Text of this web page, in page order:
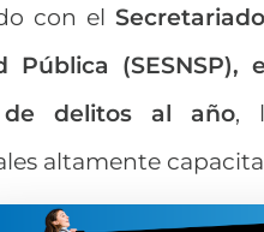
con el
Pública
de delitos al año,
altamente